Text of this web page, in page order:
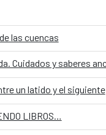
las cuencas
un latido y el siguiente
LIBROS…